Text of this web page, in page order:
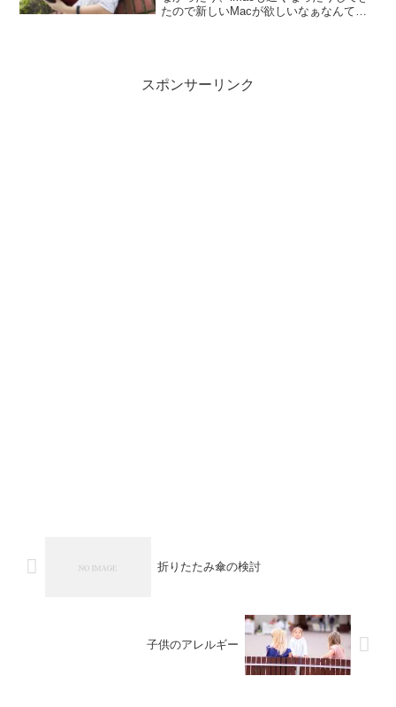
たので新しいMacが欲しいなぁなんて思
スポンサーリンク
折りたたみ傘の検討
子供のアレルギー